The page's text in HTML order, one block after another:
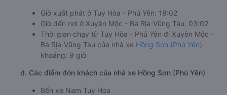
Giờ xuất phát ở Tuy Hòa - Phú Yên: 18:02
Giờ đến nơi ở Xuyên Mộc - Bà Rịa-Vũng Tàu: 03:02
Thời gian chạy từ Tuy Hòa - Phú Yên đi Xuyên Mộc -
Bà Rịa-Vũng Tàu của nhà xe Hồng Sơn (Phú Yên)
khoảng: 9 giờ
d. Các điểm đón khách của nhà xe Hồng Sơn (Phú Yên)
Bến xe Nam Tuy Hòa